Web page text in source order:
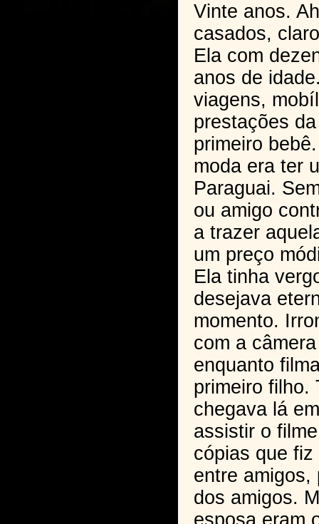
Vinte anos.
casados,
Ela com
anos de
viagens,
prestações
primeiro
moda era ter
Paraguai.
ou amigo
a trazer
um preço
Ela tinha
desejava
momento.
com a
enquanto
primeiro filho.
chegava lá
assistir o
cópias que
entre amigos,
dos amigos.
esposa eram